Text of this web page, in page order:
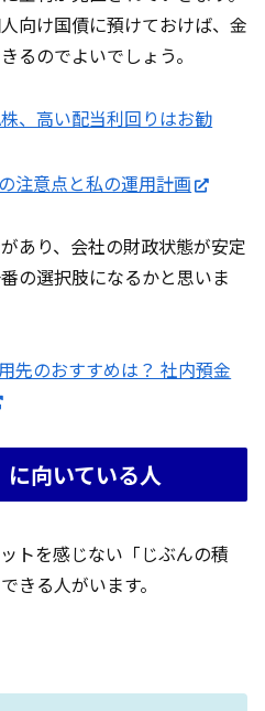
向け国債に預けておけば、金
るのでよいでしょう。
、高い配当利回りはお勧
注意点と私の運用計画
あり、会社の財政状態が安定
の選択肢になるかと思いま
先のおすすめは？ 社内預金
向いている人
トを感じない「じぶんの積
きる人がいます。